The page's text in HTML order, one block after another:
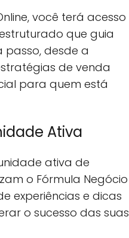
você terá acesso
que guia
desde a
de venda
para quem está
Ativa
ativa de
o Fórmula Negócio
experiências e dicas
o sucesso das suas